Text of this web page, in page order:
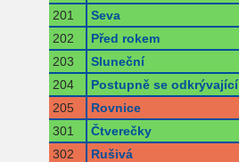
201
Seva
202
Před rokem
203
Sluneční
204
Postupně se odkrývající
205
Rovnice
301
Čtverečky
302
Rušivá